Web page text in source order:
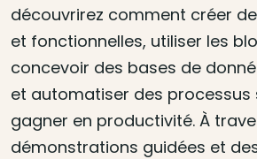
découvrirez comment créer
et fonctionnelles, utiliser les
concevoir des bases de
et automatiser des processus
gagner en productivité. À
démonstrations guidées et